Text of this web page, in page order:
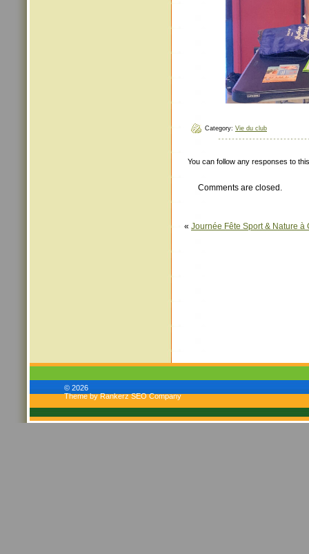
Category: Vie du club
You can follow any responses to
Comments are closed.
« Journée Fête Sport & Nature à
© 2026
Theme by Rankerz SEO Company